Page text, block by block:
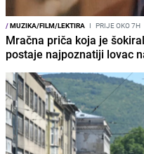
/MUZIKA/FILM/LEKTIRA I PRIJE OKO 7H
Mračna priča koja je
postaje najpoznatiji lovac